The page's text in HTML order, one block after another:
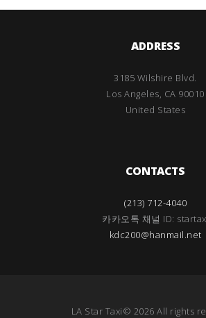
ADDRESS
3185 Wilshire Blvd.
Los Angeles, CA 90010
United States
CONTACTS
(213) 712-4040
카카오톡 채널 ID:
kdc200@hanmail.net
LA Star Taxi© 2026 All rights